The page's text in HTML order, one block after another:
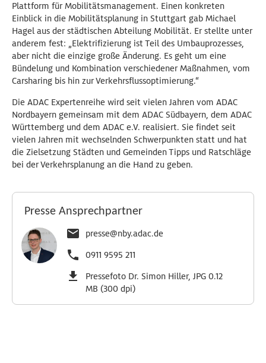
Plattform für Mobilitätsmanagement. Einen konkreten
Einblick in die Mobilitätsplanung in Stuttgart gab Michael
Hagel aus der städtischen Abteilung Mobilität. Er stellte unter
anderem fest: „Elektrifizierung ist Teil des Umbauprozesses,
aber nicht die einzige große Änderung. Es geht um eine
Bündelung und Kombination verschiedener Maßnahmen, vom
Carsharing bis hin zur Verkehrsflussoptimierung.“
Die ADAC Expertenreihe wird seit vielen Jahren vom ADAC
Nordbayern gemeinsam mit dem ADAC Südbayern, dem ADAC
Württemberg und dem ADAC e.V. realisiert. Sie findet seit
vielen Jahren mit wechselnden Schwerpunkten statt und hat
die Zielsetzung Städten und Gemeinden Tipps und Ratschläge
bei der Verkehrsplanung an die Hand zu geben.
Presse Ansprechpartner
presse@nby.adac.de
0911 9595 211
Pressefoto Dr. Simon Hiller, JPG 0.12
MB (300 dpi)